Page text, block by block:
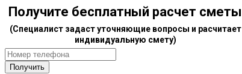
Получите бесплатный расчет сметы
(Специалист задаст уточняющие вопросы и расчитает
индивидуальную смету)